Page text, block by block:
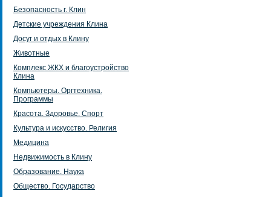
Безопасность г. Клин
Детские учреждения Клина
Досуг и отдых в Клину
Животные
Комплекс ЖКХ и благоустройство
Клина
Компьютеры. Оргтехника.
Программы
Красота. Здоровье. Спорт
Культура и искусство. Религия
Медицина
Недвижимость в Клину
Образование. Наука
Общество. Государство